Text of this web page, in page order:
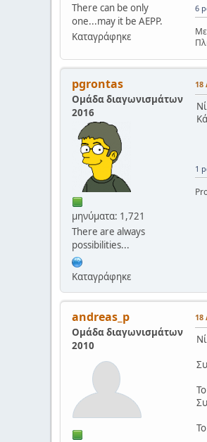
There can be only
one...may it be AEPP.
Καταγράφηκε
6
pgrontas
Ομάδα διαγωνισμάτων
2016
μηνύματα: 1,721
There are always
possibilities...
Καταγράφηκε
18
1
andreas_p
Ομάδα διαγωνισμάτων
2010
18